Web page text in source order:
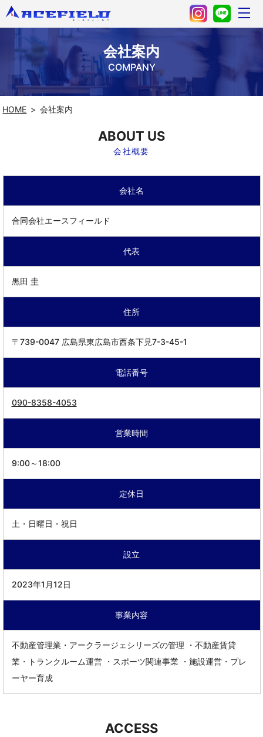
会社案内
COMPANY
HOME 会社案内
ABOUT US
会社概要
会社名
合同会社エースフィールド
代表
黒田 圭
住所
〒739-0047 広島県東広島市西条下見7-3-45-1
電話番号
090-8358-4053
営業時間
9:00～18:00
定休日
土・日曜日・祝日
設立
2023年1月12日
事業内容
不動産管理業・アークラージェシリーズの管理 ・不動産賃貸
業・トランクルーム運営 ・スポーツ関連事業 ・施設運営・プレ
ーヤー育成
ACCESS